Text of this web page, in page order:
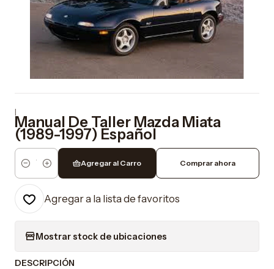
|
Manual De Taller Mazda Miata
(1989-1997) Español
Cantidad
Agregar al Carro Comprar ahora
Agregar a la lista de favoritos
Mostrar stock de ubicaciones
DESCRIPCIÓN